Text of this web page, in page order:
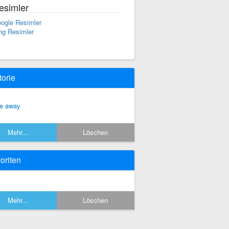
Resimler
Resimler
away
Mehr... Löschen
Mehr... Löschen